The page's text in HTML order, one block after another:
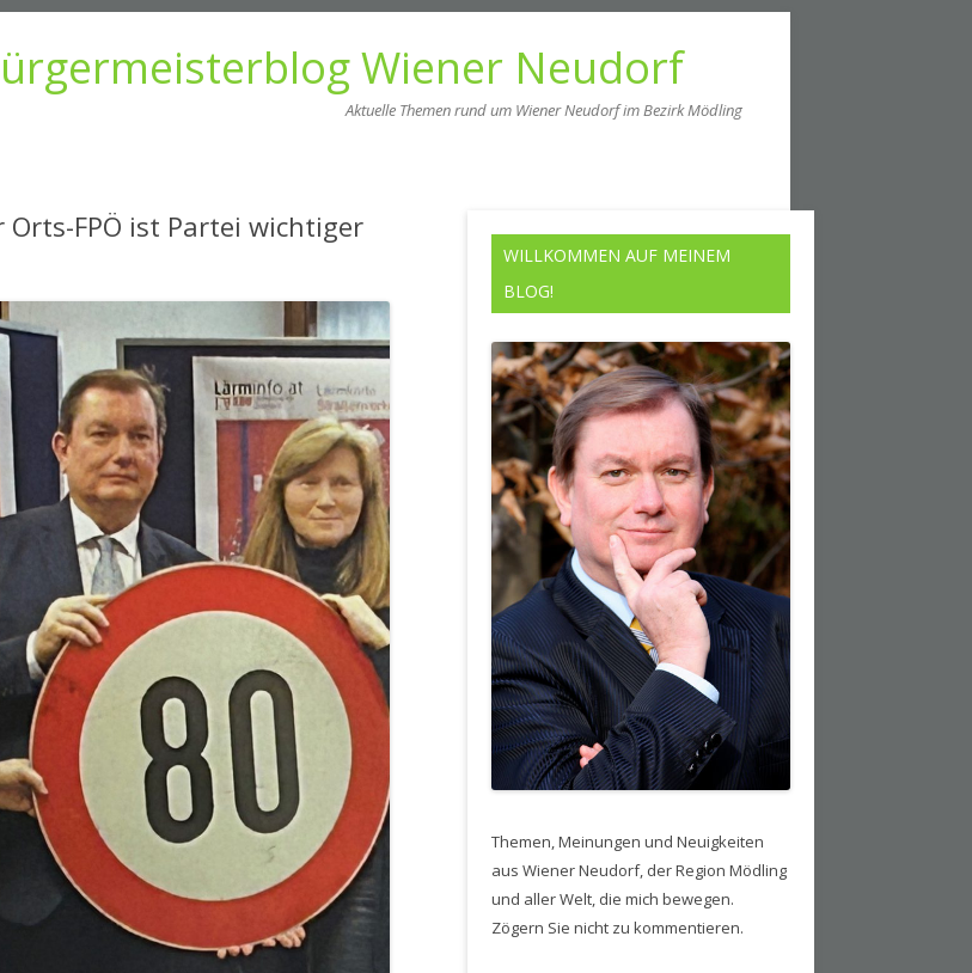
Wiener Neudorf
Aktuelle Themen rund um Wiener Neudorf im Bezirk Mödling
FPÖ ist Partei wichtiger
WILLKOMMEN AUF MEINEM
BLOG!
Themen, Meinungen und Neuigkeiten
aus Wiener Neudorf, der Region Mödling
und aller Welt, die mich bewegen.
Zögern Sie nicht zu kommentieren.